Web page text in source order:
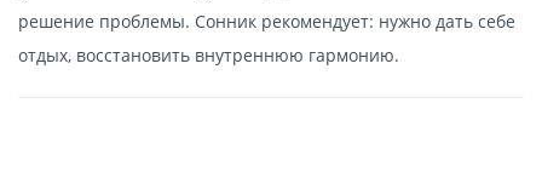
решение проблемы. Сонник рекомендует: нужно дать себе
отдых, восстановить внутреннюю гармонию.